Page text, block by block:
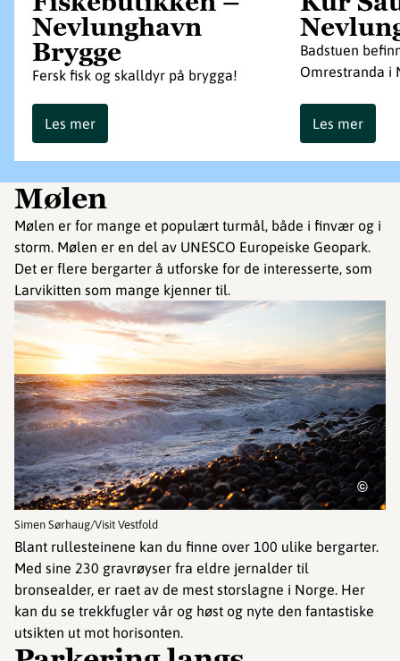
Nevlunghavn
Brygge
Fersk fisk og skalldyr på brygga!
Les mer
Badstuen
Omrestranda i
Les mer
Mølen
Mølen er for mange et populært turmål, både i finvær og i
storm. Mølen er en del av UNESCO Europeiske Geopark.
Det er flere bergarter å utforske for de interesserte, som
Larvikitten som mange kjenner til.
©
Simen Sørhaug/Visit Vestfold
Blant rullesteinene kan du finne over 100 ulike bergarter.
Med sine 230 gravrøyser fra eldre jernalder til
bronsealder, er raet av de mest storslagne i Norge. Her
kan du se trekkfugler vår og høst og nyte den fantastiske
utsikten ut mot horisonten.